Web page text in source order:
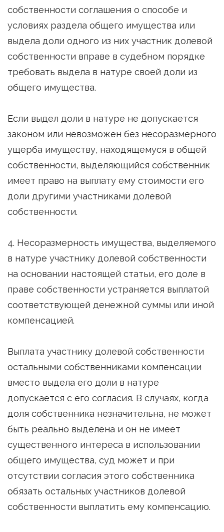
собственности соглашения о способе и
условиях раздела общего имущества или
выдела доли одного из них участник долевой
собственности вправе в судебном порядке
требовать выдела в натуре своей доли из
общего имущества.
Если выдел доли в натуре не допускается
законом или невозможен без несоразмерного
ущерба имуществу, находящемуся в общей
собственности, выделяющийся собственник
имеет право на выплату ему стоимости его
доли другими участниками долевой
собственности.
4. Несоразмерность имущества, выделяемого
в натуре участнику долевой собственности
на основании настоящей статьи, его доле в
праве собственности устраняется выплатой
соответствующей денежной суммы или иной
компенсацией.
Выплата участнику долевой собственности
остальными собственниками компенсации
вместо выдела его доли в натуре
допускается с его согласия. В случаях, когда
доля собственника незначительна, не может
быть реально выделена и он не имеет
существенного интереса в использовании
общего имущества, суд может и при
отсутствии согласия этого собственника
обязать остальных участников долевой
собственности выплатить ему компенсацию.